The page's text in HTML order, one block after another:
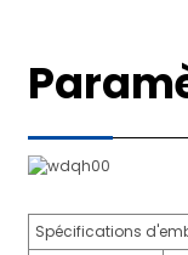
Spécifications